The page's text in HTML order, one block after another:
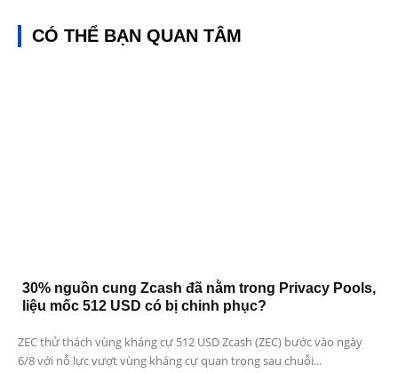
CÓ THỂ BẠN QUAN TÂM
30% nguồn cung Zcash đã nằm trong Privacy Pools,
liệu mốc 512 USD có bị chinh phục?
ZEC thử thách vùng kháng cự 512 USD Zcash (ZEC) bước vào ngày
6/8 với nỗ lực vượt vùng kháng cự quan trọng sau chuỗi...